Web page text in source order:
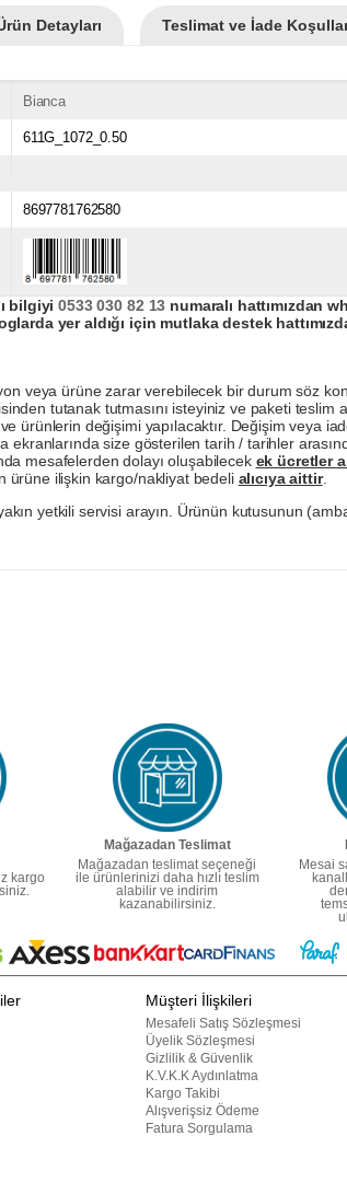
Detayları Teslimat ve İade
Bianca
611G_1072_0.50
8697781762580
bilgiyi0533 030 82 13 numaralı hattımızdan
yer aldığı için mutlaka destek
veya ürüne zarar verebilecek bir durum söz
tutanak tutmasını isteyiniz ve paketi teslim
ürünlerin değişimi yapılacaktır. Değişim veya
ekranlarında size gösterilen tarih / tarihler
mesafelerden dolayı oluşabilecek ek ücretler
ürüne ilişkin kargo/nakliyat bedeli alıcıya aittir.
yetkili servisi arayın. Ürünün kutusunun
kargo
Mağazadan Teslimat
Mağazadan teslimat seçeneği
ile ürünlerinizi daha hızlı teslim
alabilir ve indirim
kazanabilirsiniz.
Mesai
Müşteri İlişkileri
Mesafeli Satış Sözleşmesi
Üyelik Sözleşmesi
Gizlilik & Güvenlik
K.V.K.K Aydınlatma
Kargo Takibi
Alışverişsiz Ödeme
Fatura Sorgulama